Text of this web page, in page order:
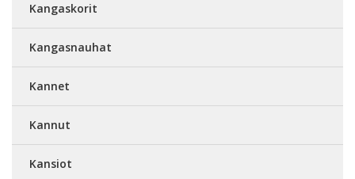
Kangaskorit
Kangasnauhat
Kannet
Kannut
Kansiot